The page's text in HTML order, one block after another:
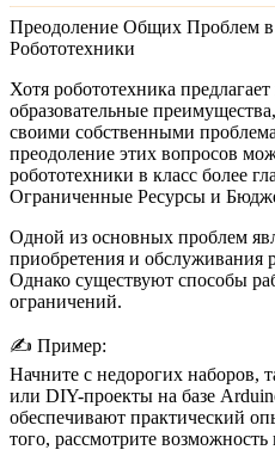
Преодоление Общих Проблем
Робототехники
Хотя робототехника
образовательные
своими собственными
преодоление этих вопросов
робототехники в класс более
Ограниченные Ресурсы и
Одной из основных проблем
приобретения и обслуживания
Однако существуют способы
ограничений.
✍️ Пример:
Начните с недорогих наборов,
или DIY-проекты на базе
обеспечивают практический
того, рассмотрите